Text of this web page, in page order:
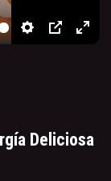
Deliciosa